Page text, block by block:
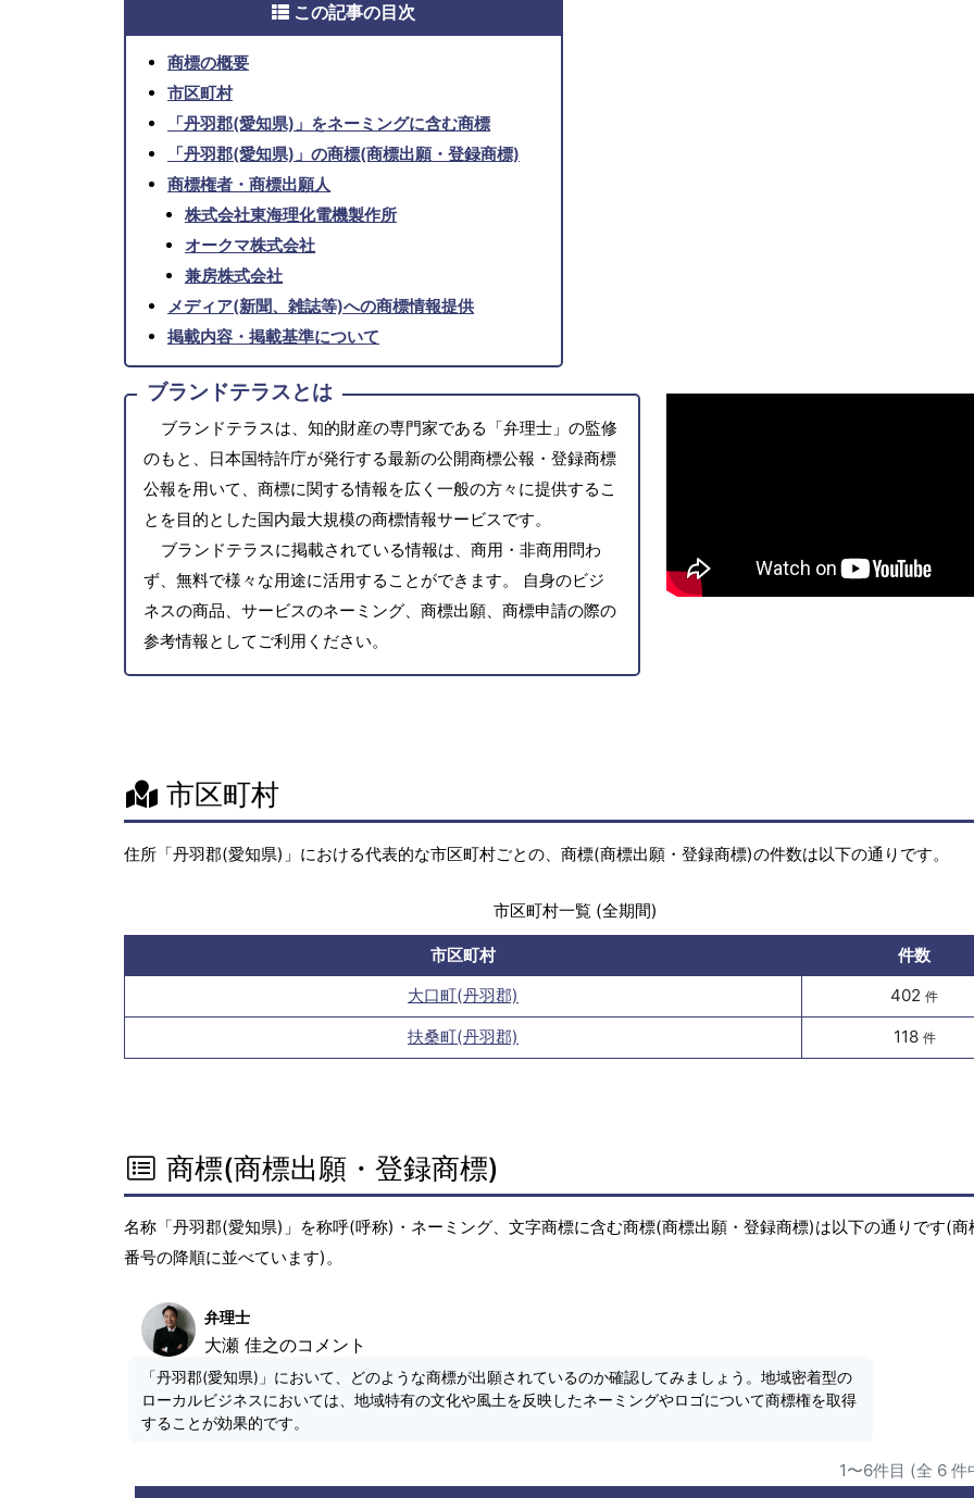
この記事の目次
商標の概要
市区町村
「丹羽郡(愛知県)」をネーミングに含む商標
「丹羽郡(愛知県)」の商標(商標出願・登録商標)
商標権者・商標出願人
株式会社東海理化電機製作所
オークマ株式会社
兼房株式会社
メディア(新聞、雑誌等)への商標情報提供
掲載内容・掲載基準について
ブランドテラスとは
ブランドテラスは、知的財産の専門家である「弁理士」の監修
のもと、日本国特許庁が発行する最新の公開商標公報・登録商標
公報を用いて、商標に関する情報を広く一般の方々に提供するこ
とを目的とした国内最大規模の商標情報サービスです。
ブランドテラスに掲載されている情報は、商用・非商用問わ
ず、無料で様々な用途に活用することができます。 自身のビジ
ネスの商品、サービスのネーミング、商標出願、商標申請の際の
参考情報としてご利用ください。
市区町村
住所「丹羽郡(愛知県)」における代表的な市区町村ごとの、商標(商標出願・登録商標)の件数は以下の通りです。
市区町村一覧 (全期間)
市区町村
件数
大口町(丹羽郡)
402 件
扶桑町(丹羽郡) 118 件
商標(商標出願・登録商標)
名称「丹羽郡(愛知県)」を称呼(呼称)・ネーミング、文字商標に含む商標(商標出願・登録商標)は以下の通りです(商
番号の降順に並べています)。
弁理士
大瀬 佳之のコメント
「丹羽郡(愛知県)」において、どのような商標が出願されているのか確認してみましょう。地域密着型の
ローカルビジネスにおいては、地域特有の文化や風土を反映したネーミングやロゴについて商標権を取得
することが効果的です。
1〜6件目 (全 6 件